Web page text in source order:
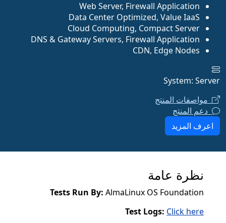
Web Server, Firewall Application
Data Center Optimized, Value IaaS
Cloud Computing, Compact Server
DNS & Gateway Servers, Firewall Application
CDN, Edge Nodes
System: Server
مواصفات المنتج
دعم المنتج
اعرف المزيد
نظرة عامة
Tests Run By: AlmaLinux OS Foundation
Test Logs: Click here